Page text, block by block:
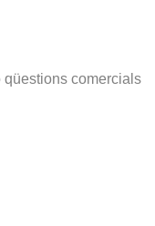
qüestions comercials